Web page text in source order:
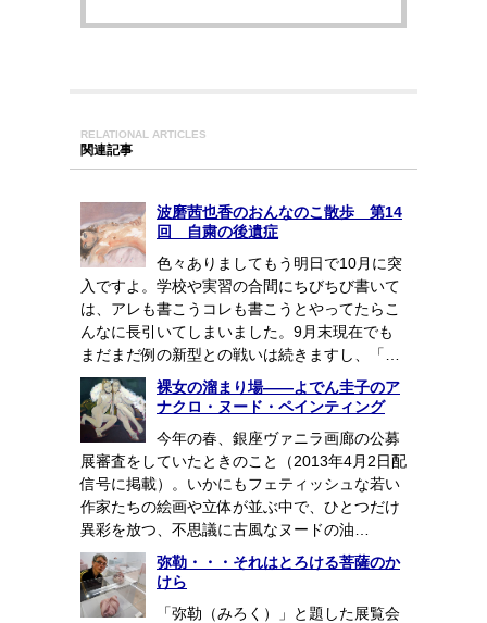
RELATIONAL ARTICLES
関連記事
波磨茜也香のおんなのこ散歩 第14
回 自粛の後遺症
色々ありましてもう明日で10月に突
入ですよ。学校や実習の合間にちびちび書いて
は、アレも書こうコレも書こうとやってたらこ
んなに長引いてしまいました。9月末現在でも
まだまだ例の新型との戦いは続きますし、「…
裸女の溜まり場――よでん圭子のア
ナクロ・ヌード・ペインティング
今年の春、銀座ヴァニラ画廊の公募
展審査をしていたときのこと（2013年4月2日配
信号に掲載）。いかにもフェティッシュな若い
作家たちの絵画や立体が並ぶ中で、ひとつだけ
異彩を放つ、不思議に古風なヌードの油…
弥勒・・・それはとろける菩薩のか
けら
「弥勒（みろく）」と題した展覧会